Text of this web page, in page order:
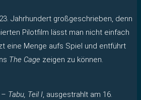
Jahrhundert großgeschrieben, denn
Pilotfilm lässt man nicht einfach
eine Menge aufs Spiel und entführt
The Cage zeigen zu können.
Tabu, Teil I, ausgestrahlt am 16.